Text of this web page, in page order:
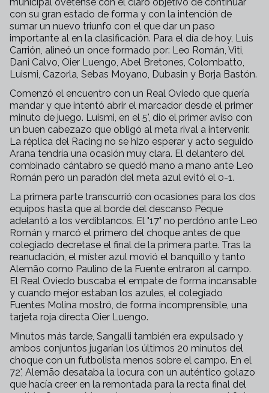
con su gran estado de forma y con la intención de
sumar un nuevo triunfo con el que dar un paso
importante al en la clasificación. Para el día de hoy, Luis
Carrión, alineó un once formado por: Leo Román, Viti,
Dani Calvo, Oier Luengo, Abel Bretones, Colombatto,
Luismi, Cazorla, Sebas Moyano, Dubasin y Borja Bastón.
Comenzó el encuentro con un Real Oviedo que quería
mandar y que intentó abrir el marcador desde el primer
minuto de juego. Luismi, en el 5', dio el primer aviso con
un buen cabezazo que obligó al meta rival a intervenir.
La réplica del Racing no se hizo esperar y acto seguido
Arana tendría una ocasión muy clara. El delantero del
combinado cántabro se quedó mano a mano ante Leo
Román pero un paradón del meta azul evitó el 0-1.
La primera parte transcurrió con ocasiones para los dos
equipos hasta que al borde del descanso Peque
adelantó a los verdiblancos. El "17" no perdóno ante Leo
Román y marcó el primero del choque antes de que
colegiado decretase el final de la primera parte. Tras la
reanudación, el míster azul movió el banquillo y tanto
Alemão como Paulino de la Fuente entraron al campo.
El Real Oviedo buscaba el empate de forma incansable
y cuando mejor estaban los azules, el colegiado
Fuentes Molina mostró, de forma incomprensible, una
tarjeta roja directa Oier Luengo.
Minutos más tarde, Sangalli también era expulsado y
ambos conjuntos jugarían los últimos 20 minutos del
choque con un futbolista menos sobre el campo. En el
72', Alemão desataba la locura con un auténtico golazo
que hacía creer en la remontada para la recta final del